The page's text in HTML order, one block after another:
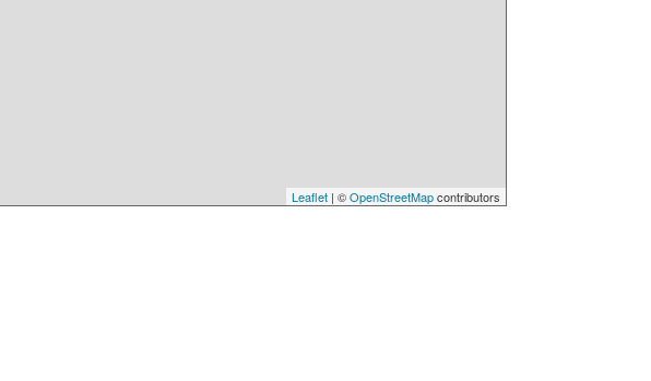
Leaflet | ©OpenStreetMapcontributors